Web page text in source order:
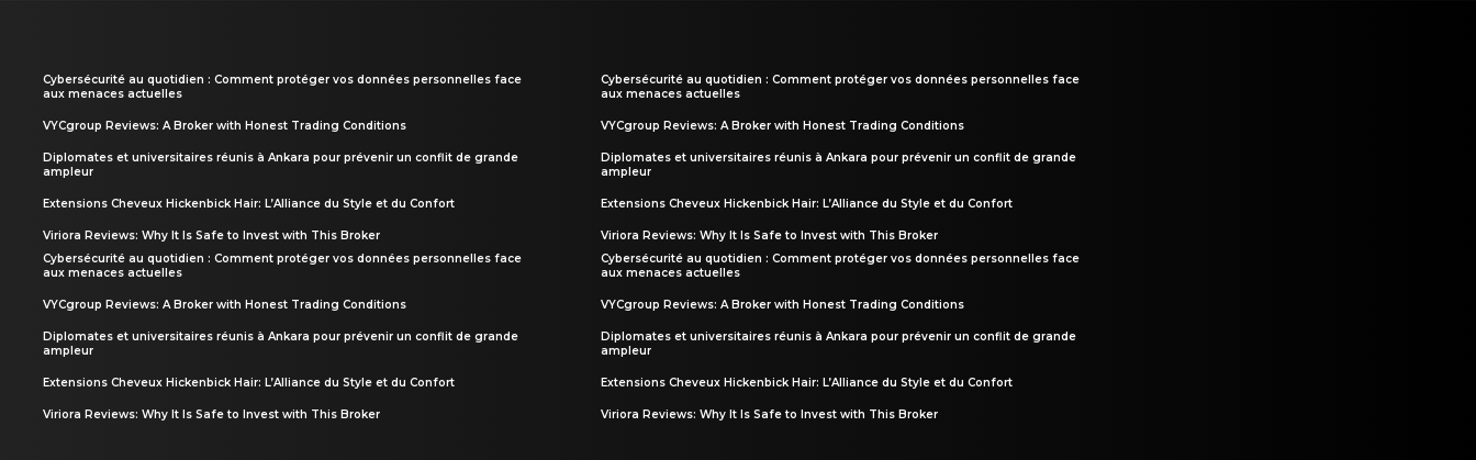
Cybersécurité au quotidien : Comment protéger vos données personnelles face
aux menaces actuelles
VYCgroup Reviews: A Broker with Honest Trading Conditions
Diplomates et universitaires réunis à Ankara pour prévenir un conflit de grande
ampleur
Extensions Cheveux Hickenbick Hair: L’Alliance du Style et du Confort
Viriora Reviews: Why It Is Safe to Invest with This Broker
Cybersécurité au quotidien : Comment protéger vos données personnelles face
aux menaces actuelles
VYCgroup Reviews: A Broker with Honest Trading Conditions
Diplomates et universitaires réunis à Ankara pour prévenir un conflit de grande
ampleur
Extensions Cheveux Hickenbick Hair: L’Alliance du Style et du Confort
Viriora Reviews: Why It Is Safe to Invest with This Broker
Cybersécurité au quotidien : Comment protéger vos données personnelles face
aux menaces actuelles
VYCgroup Reviews: A Broker with Honest Trading Conditions
Diplomates et universitaires réunis à Ankara pour prévenir un conflit de grande
ampleur
Extensions Cheveux Hickenbick Hair: L’Alliance du Style et du Confort
Viriora Reviews: Why It Is Safe to Invest with This Broker
Cybersécurité au quotidien : Comment protéger vos données personnelles face
aux menaces actuelles
VYCgroup Reviews: A Broker with Honest Trading Conditions
Diplomates et universitaires réunis à Ankara pour prévenir un conflit de grande
ampleur
Extensions Cheveux Hickenbick Hair: L’Alliance du Style et du Confort
Viriora Reviews: Why It Is Safe to Invest with This Broker